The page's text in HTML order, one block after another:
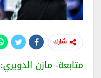
شارك
متابعة- مازن الدويري: